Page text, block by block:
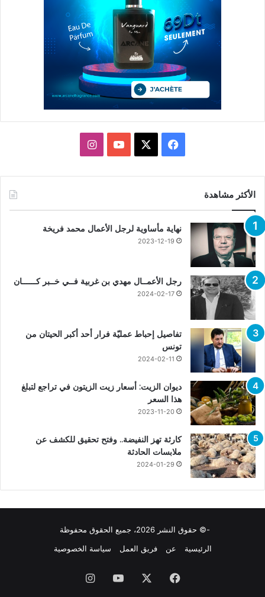
فيسبوك يوتيوبانستقرام
الأكثر مشاهدة
نهاية مأساوية لرجل الأعمال محمد فريخة
2023-12-19
رجل الأعمــال مهدي بن غربية فــي خــبر كــــــان
2024-02-17
تفاصيل إحباط عمليّة فرار أحد أكبر الحيتان من
تونس
2024-02-11
ديوان الزيت: أسعار زيت الزيتون في تراجع لتبلغ
هذا السعر
2023-11-20
كارثة تهز النفيضة.. وفتح تحقيق للكشف عن
ملابسات الحادثة
2024-01-29
-© حقوق النشر 2026، جميع الحقوق محفوظة
الرئيسية
عن فريق العمل سياسة الخصوصية
فيسبوك يوتيوبانستقرام